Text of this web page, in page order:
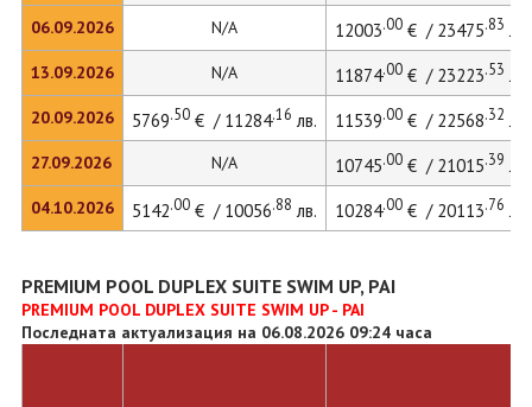
06.09.2026
13.09.2026
20.09.2026
27.09.2026
04.10.2026
N/A 12003.00€ / 23475.83 лв.
N/A 11874.00€ / 23223.53 лв.
5769.50€ / 11284.16 лв. 11539.00€ / 22568.32 лв.
N/A 10745.00€ / 21015.39 лв.
5142.00€ / 10056.88 лв. 10284.00€ / 20113.76 лв.
PREMIUM POOL DUPLEX SUITE SWIM UP, PAI
PREMIUM POOL DUPLEX SUITE SWIM UP - PAI
Последната актуализация на 06.08.2026 09:24 часа